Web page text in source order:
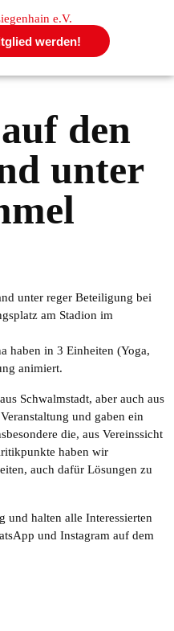
werden!
den
unter
unter reger Beteiligung bei
am Stadion im
haben in 3 Einheiten (Yoga,
animiert.
Schwalmstadt, aber auch aus
und gaben ein
die, aus Vereinssicht
haben wir
auch dafür Lösungen zu
und halten alle Interessierten
und Instagram auf dem